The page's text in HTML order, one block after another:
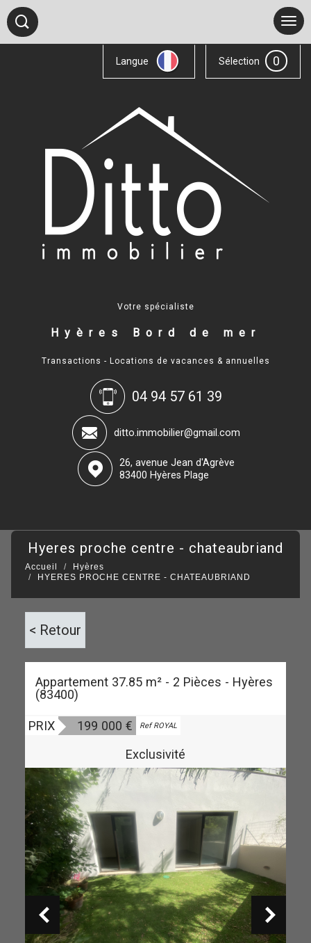
Langue Sélection 0
Votre spécialiste
Hyères Bord de mer
Transactions - Locations de vacances & annuelles
04 94 57 61 39
ditto.immobilier@gmail.com
26, avenue Jean d'Agrève
83400 Hyères Plage
hyeres proche centre - chateaubriand
Accueil
Hyères
HYERES PROCHE CENTRE - CHATEAUBRIAND
< Retour
Appartement 37.85 m² - 2 Pièces - Hyères
(83400)
PRIX 199 000 € Ref ROYAL
Vendu
Exclusivité